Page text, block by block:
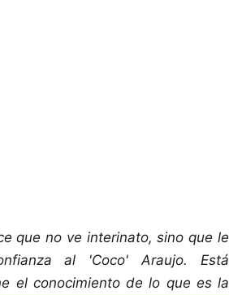
que no ve interinato, sino que le
al 'Coco' Araujo. Está
el conocimiento de lo que es la